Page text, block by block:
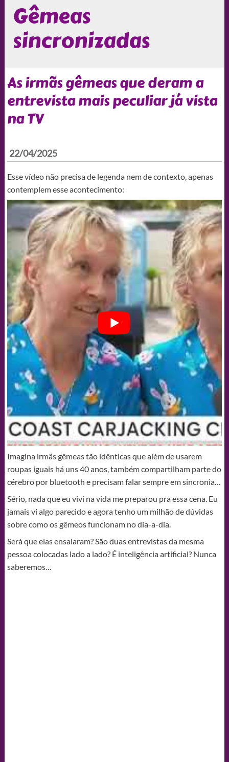
Gêmeas
sincronizadas
As irmãs gêmeas que deram a
entrevista mais peculiar já vista
na TV
22/04/2025
Esse vídeo não precisa de legenda nem de contexto, apenas
contemplem esse acontecimento:
Imagina irmãs gêmeas tão idênticas que além de usarem
roupas iguais há uns 40 anos, também compartilham parte do
cérebro por bluetooth e precisam falar sempre em sincronia…
Sério, nada que eu vivi na vida me preparou pra essa cena. Eu
jamais vi algo parecido e agora tenho um milhão de dúvidas
sobre como os gêmeos funcionam no dia-a-dia.
Será que elas ensaiaram? São duas entrevistas da mesma
pessoa colocadas lado a lado? É inteligência artificial? Nunca
saberemos…